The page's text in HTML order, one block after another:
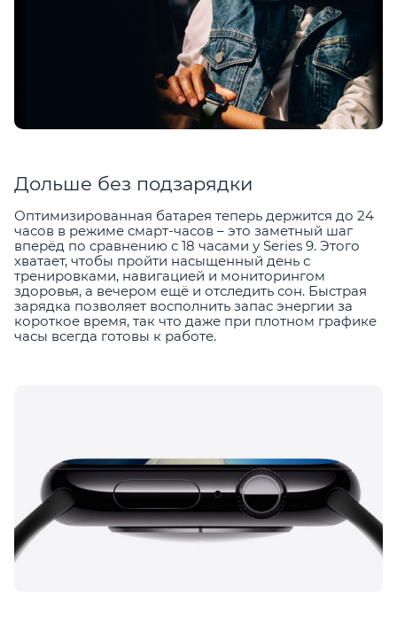
Дольше без подзарядки
Оптимизированная батарея теперь держится до 24
часов в режиме смарт-часов – это заметный шаг
вперёд по сравнению с 18 часами у Series 9. Этого
хватает, чтобы пройти насыщенный день с
тренировками, навигацией и мониторингом
здоровья, а вечером ещё и отследить сон. Быстрая
зарядка позволяет восполнить запас энергии за
короткое время, так что даже при плотном графике
часы всегда готовы к работе.